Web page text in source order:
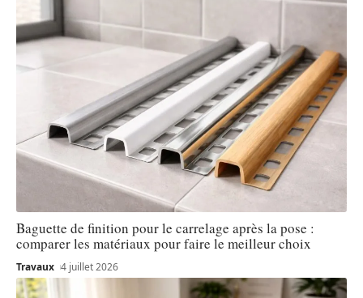
Baguette de finition pour le carrelage après la pose :
comparer les matériaux pour faire le meilleur choix
Travaux 4 juillet 2026